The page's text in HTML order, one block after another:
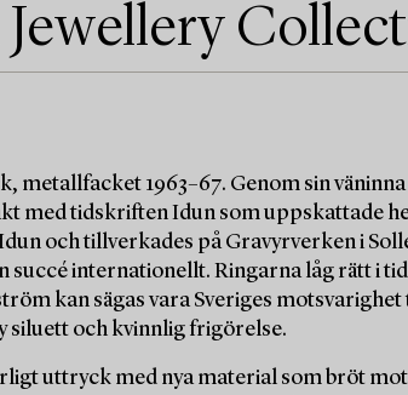
metallfacket 1963–67. Genom sin
med tidskriften Idun som uppskattade
och tillverkades på Gravyrverken i
succé internationellt. Ringarna låg rätt i
kan sägas vara Sveriges
siluett och kvinnlig frigörelse.
uttryck med nya material som bröt